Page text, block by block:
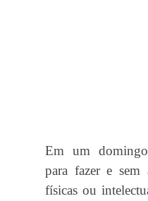
Em um
para fazer e sem
físicas ou